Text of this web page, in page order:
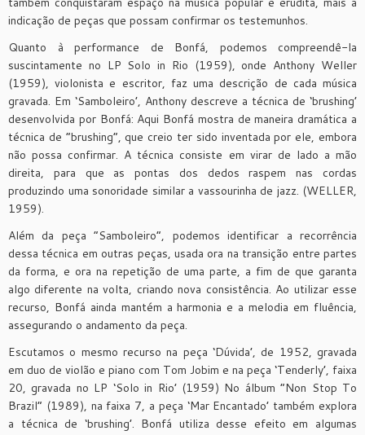
indicação de peças que possam confirmar os testemunhos.
Quanto à performance de Bonfá, podemos compreendê-la
suscintamente no LP Solo in Rio (1959), onde Anthony Weller
(1959), violonista e escritor, faz uma descrição de cada música
gravada. Em ‘Samboleiro’, Anthony descreve a técnica de ‘brushing’
desenvolvida por Bonfá: Aqui Bonfá mostra de maneira dramática a
técnica de “brushing”, que creio ter sido inventada por ele, embora
não possa confirmar. A técnica consiste em virar de lado a mão
direita, para que as pontas dos dedos raspem nas cordas
produzindo uma sonoridade similar a vassourinha de jazz. (WELLER,
1959).
Além da peça “Samboleiro”, podemos identificar a recorrência
dessa técnica em outras peças, usada ora na transição entre partes
da forma, e ora na repetição de uma parte, a fim de que garanta
algo diferente na volta, criando nova consistência. Ao utilizar esse
recurso, Bonfá ainda mantém a harmonia e a melodia em fluência,
assegurando o andamento da peça.
Escutamos o mesmo recurso na peça ‘Dúvida’, de 1952, gravada
em duo de violão e piano com Tom Jobim e na peça ‘Tenderly’, faixa
20, gravada no LP ‘Solo in Rio’ (1959) No álbum “Non Stop To
Brazil” (1989), na faixa 7, a peça ‘Mar Encantado’ também explora
a técnica de ‘brushing’. Bonfá utiliza desse efeito em algumas